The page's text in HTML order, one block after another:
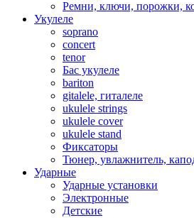
Ремни, ключи, порожки,
Укулеле
soprano
concert
tenor
Бас укулеле
bariton
gitalele, гиталеле
ukulele strings
ukulele cover
ukulele stand
Фиксаторы
Тюнер, увлажнитель,
Ударные
Ударные установки
Электронные
Детские